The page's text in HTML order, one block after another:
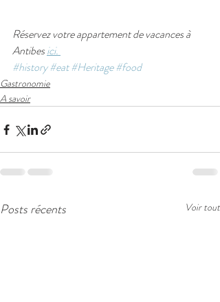
Réservez votre appartement de vacances à
Antibes ici.
#history #eat #Heritage #food
Gastronomie
A savoir
Posts récents Voir tout